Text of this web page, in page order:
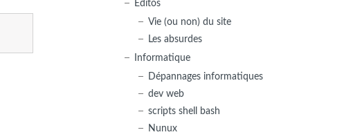
Editos
Vie (ou non) du site
Les absurdes
Informatique
Dépannages informatiques
dev web
scripts shell bash
Nunux